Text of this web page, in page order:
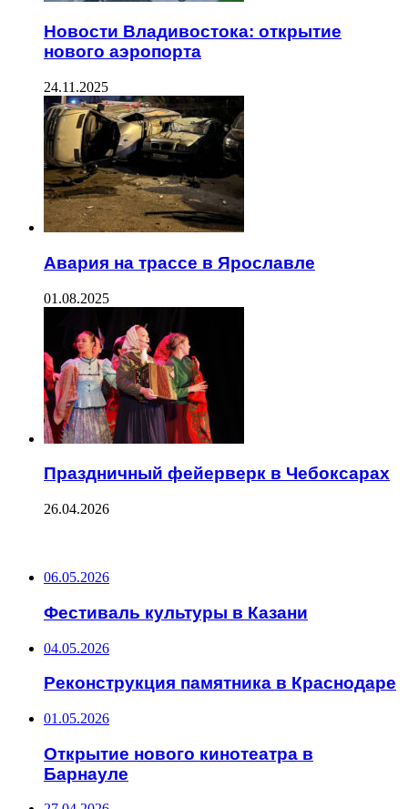
Новости Владивостока: открытие
нового аэропорта
24.11.2025
Авария на трассе в Ярославле
01.08.2025
Праздничный фейерверк в Чебоксарах
26.04.2026
06.05.2026
Фестиваль культуры в Казани
04.05.2026
Реконструкция памятника в Краснодаре
01.05.2026
Открытие нового кинотеатра в
Барнауле